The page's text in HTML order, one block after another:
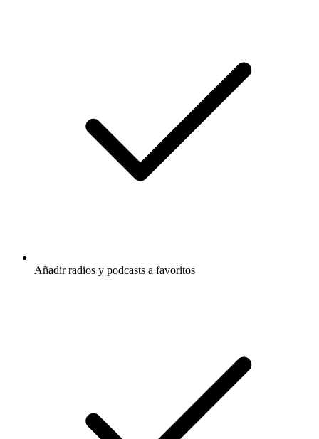
Añadir radios y podcasts a favoritos